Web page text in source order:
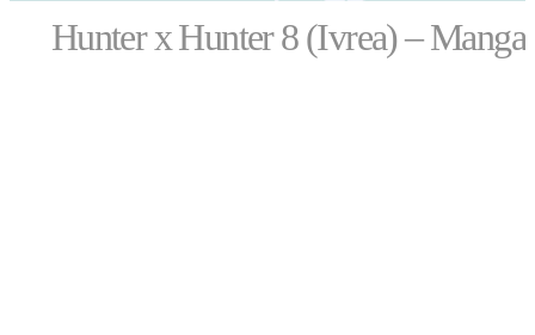
Hunter x Hunter 8 (Ivrea) – Manga